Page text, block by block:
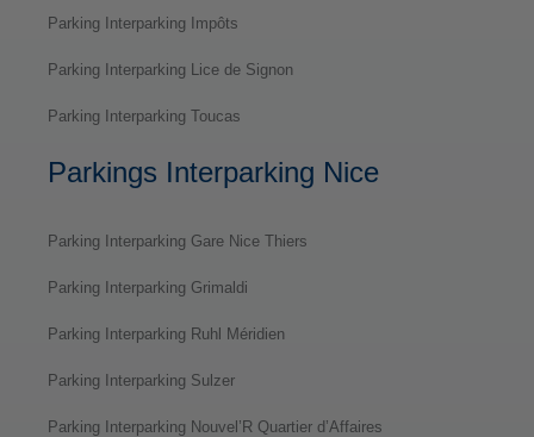
Parking Interparking Impôts
Parking Interparking Lice de Signon
Parking Interparking Toucas
Parkings Interparking Nice
Parking Interparking Gare Nice Thiers
Parking Interparking Grimaldi
Parking Interparking Ruhl Méridien
Parking Interparking Sulzer
Parking Interparking Nouvel’R Quartier d’Affaires